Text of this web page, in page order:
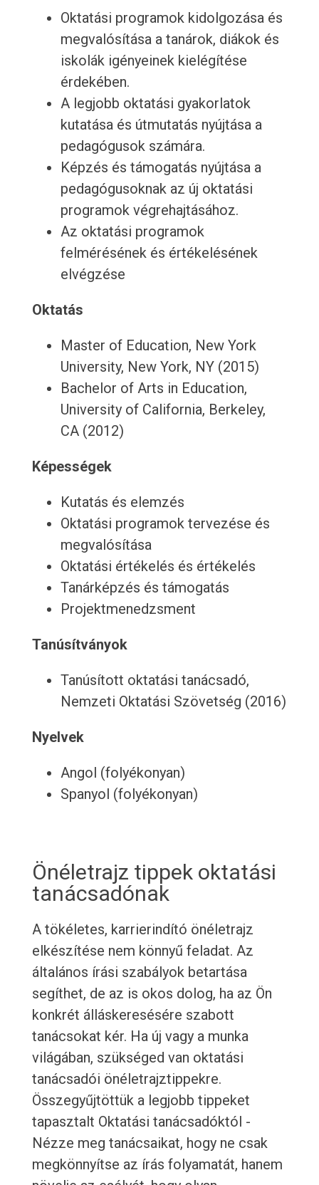
Oktatási programok kidolgozása és
megvalósítása a tanárok, diákok és
iskolák igényeinek kielégítése
érdekében.
A legjobb oktatási gyakorlatok
kutatása és útmutatás nyújtása a
pedagógusok számára.
Képzés és támogatás nyújtása a
pedagógusoknak az új oktatási
programok végrehajtásához.
Az oktatási programok
felmérésének és értékelésének
elvégzése
Oktatás
Master of Education, New York
University, New York, NY (2015)
Bachelor of Arts in Education,
University of California, Berkeley,
CA (2012)
Képességek
Kutatás és elemzés
Oktatási programok tervezése és
megvalósítása
Oktatási értékelés és értékelés
Tanárképzés és támogatás
Projektmenedzsment
Tanúsítványok
Tanúsított oktatási tanácsadó,
Nemzeti Oktatási Szövetség (2016)
Nyelvek
Angol (folyékonyan)
Spanyol (folyékonyan)
Önéletrajz tippek oktatási
tanácsadónak
A tökéletes, karrierindító önéletrajz
elkészítése nem könnyű feladat. Az
általános írási szabályok betartása
segíthet, de az is okos dolog, ha az Ön
konkrét álláskeresésére szabott
tanácsokat kér. Ha új vagy a munka
világában, szükséged van oktatási
tanácsadói önéletrajztippekre.
Összegyűjtöttük a legjobb tippeket
tapasztalt Oktatási tanácsadóktól -
Nézze meg tanácsaikat, hogy ne csak
megkönnyítse az írás folyamatát, hanem